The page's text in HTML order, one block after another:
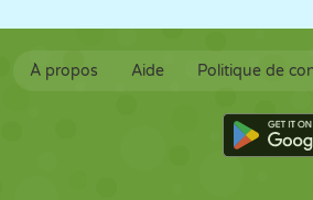
À propos Aide Politique de